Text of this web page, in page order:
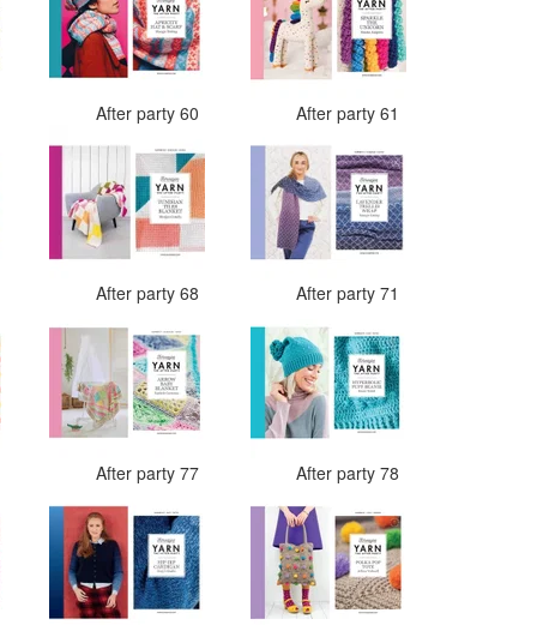
After party 60 After party 61
After party 68 After party 71
After party 77 After party 78